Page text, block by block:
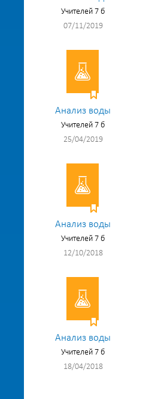
Учителей 7 б
07/11/2019
Анализ воды
Учителей 7 б
25/04/2019
Анализ воды
Учителей 7 б
12/10/2018
Анализ воды
Учителей 7 б
18/04/2018